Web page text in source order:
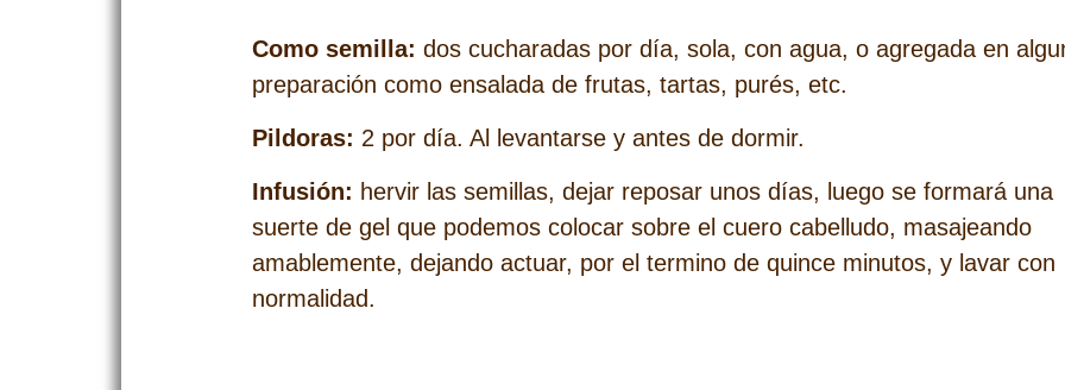
Como semilla: dos cucharadas por día, sola, con agua, o agregada en
preparación como ensalada de frutas, tartas, purés, etc.
Pildoras: 2 por día. Al levantarse y antes de dormir.
Infusión: hervir las semillas, dejar reposar unos días, luego se formará una
suerte de gel que podemos colocar sobre el cuero cabelludo, masajeando
amablemente, dejando actuar, por el termino de quince minutos, y lavar con
normalidad.